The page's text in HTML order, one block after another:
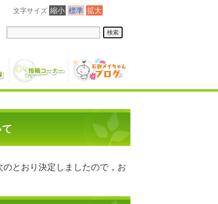
縮小 標準 拡大
とおり決定しましたので，お